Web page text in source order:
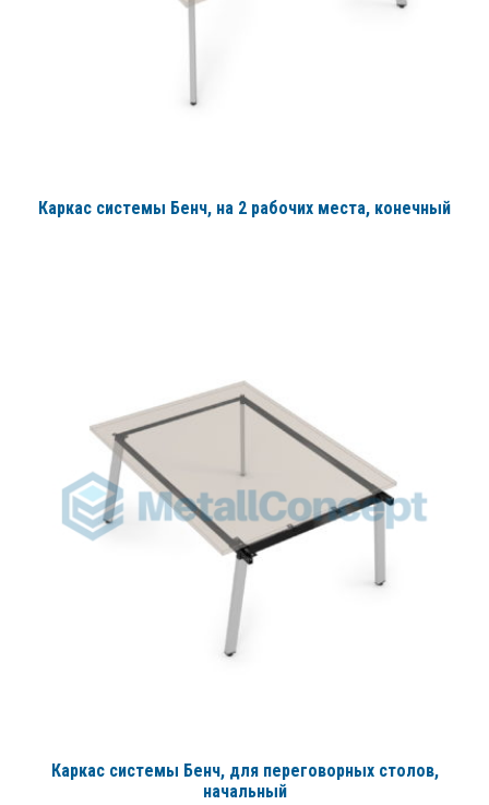
Каркас системы Бенч, на 2 рабочих места, конечный
Каркас системы Бенч, для переговорных столов,
начальный